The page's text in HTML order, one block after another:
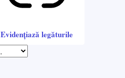
Evidențiază legăturile